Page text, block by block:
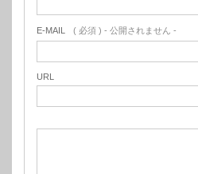
E-MAIL ( 必須 ) - 公開されません -
URL